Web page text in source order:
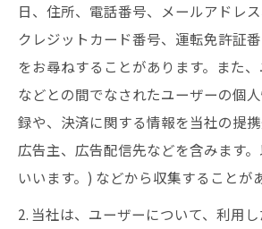
日、住所、電話番号、メールアドレス
クレジットカード番号、運転免許証
をお尋ねすることがあります。また
などとの間でなされたユーザーの個
録や、決済に関する情報を当社の提携
広告主、広告配信先などを含みます
いいます。) などから収集することが
2. 当社は、ユーザーについて、利用